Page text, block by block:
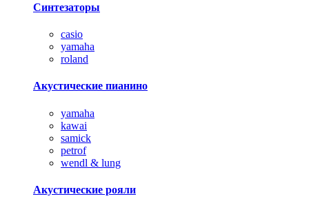
Синтезаторы
casio
yamaha
roland
Акустические пианино
yamaha
kawai
samick
petrof
wendl & lung
Акустические рояли